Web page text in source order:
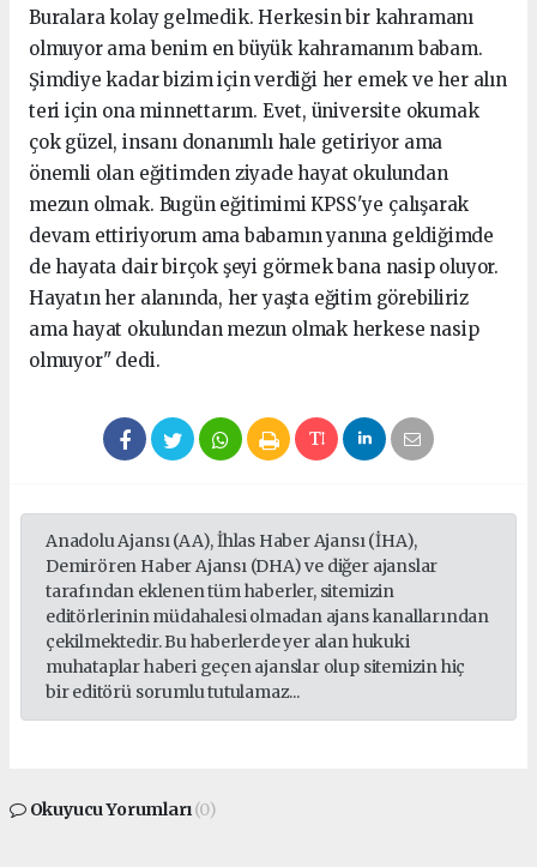
Buralara kolay gelmedik. Herkesin bir kahramanı
olmuyor ama benim en büyük kahramanım babam.
Şimdiye kadar bizim için verdiği her emek ve her alın
teri için ona minnettarım. Evet, üniversite okumak
çok güzel, insanı donanımlı hale getiriyor ama
önemli olan eğitimden ziyade hayat okulundan
mezun olmak. Bugün eğitimimi KPSS'ye çalışarak
devam ettiriyorum ama babamın yanına geldiğimde
de hayata dair birçok şeyi görmek bana nasip oluyor.
Hayatın her alanında, her yaşta eğitim görebiliriz
ama hayat okulundan mezun olmak herkese nasip
olmuyor" dedi.
Anadolu Ajansı (AA), İhlas Haber Ajansı (İHA),
Demirören Haber Ajansı (DHA) ve diğer ajanslar
tarafından eklenen tüm haberler, sitemizin
editörlerinin müdahalesi olmadan ajans kanallarından
çekilmektedir. Bu haberlerde yer alan hukuki
muhataplar haberi geçen ajanslar olup sitemizin hiç
bir editörü sorumlu tutulamaz...
Okuyucu Yorumları(0)